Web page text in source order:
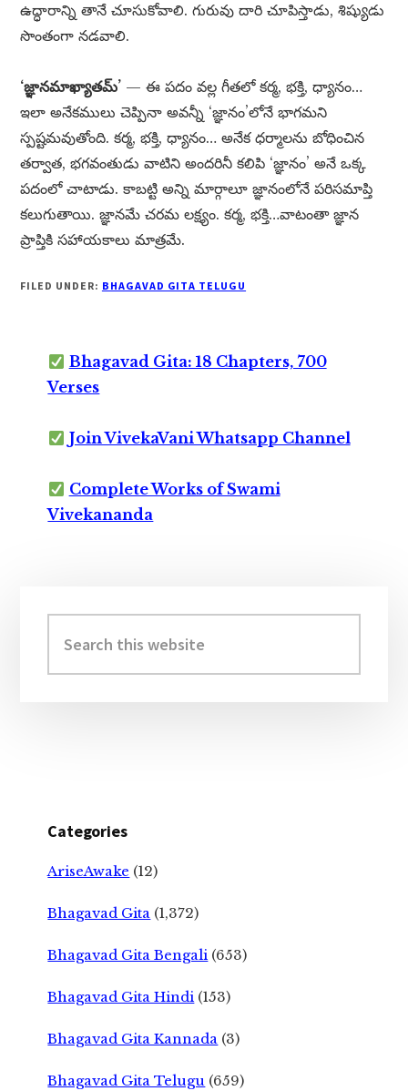
ఉద్ధారాన్ని తానే చూసుకోవాలి. గురువు దారి చూపిస్తాడు, శిష్యుడు
సొంతంగా నడవాలి.
‘జ్ఞానమాఖ్యాతమ్’ — ఈ పదం వల్ల గీతలో కర్మ, భక్తి, ధ్యానం…
ఇలా అనేకములు చెప్పినా అవన్నీ ‘జ్ఞానం’లోనే భాగమని
స్పష్టమవుతోంది. కర్మ, భక్తి, ధ్యానం… అనేక ధర్మాలను బోధించిన
తర్వాత, భగవంతుడు వాటిని అందరినీ కలిపి ‘జ్ఞానం’ అనే ఒక్క
పదంలో చాటాడు. కాబట్టి అన్ని మార్గాలూ జ్ఞానంలోనే పరిసమాప్తి
కలుగుతాయి. జ్ఞానమే చరమ లక్ష్యం. కర్మ, భక్తి…వాటంతా జ్ఞాన
ప్రాప్తికి సహాయకాలు మాత్రమే.
FILED UNDER: BHAGAVAD GITA TELUGU
Bhagavad Gita: 18 Chapters, 700
Verses
Join VivekaVani Whatsapp Channel
Complete Works of Swami
Vivekananda
Sidebar
this
website
Categories
AriseAwake (12)
Bhagavad Gita (1,372)
Bhagavad Gita Bengali (653)
Bhagavad Gita Hindi (153)
Bhagavad Gita Kannada (3)
Bhagavad Gita Telugu (659)